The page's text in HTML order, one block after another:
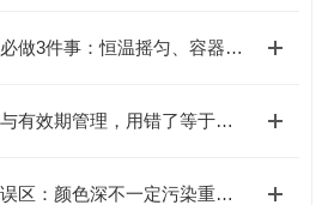
标准玻璃乳浊液使用前必做3件事：恒温摇匀、容器清洁，避免引入人为测量误差
水质快速检测试剂保存与有效期管理，用错了等于白测
水质快速检测试剂常见误区：颜色深不一定污染重，这几个坑别再踩了